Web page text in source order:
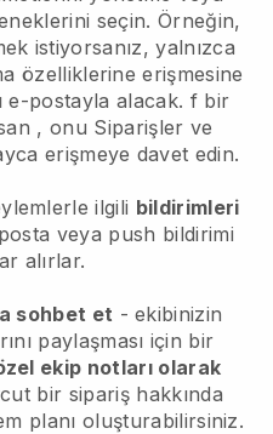
seçin. Örneğin,
istiyorsanız, yalnızca
özelliklerine erişmesine
e-postayla alacak. f bir
, onu Siparişler ve
erişmeye davet edin.
ilgili bildirimleri
veya push bildirimi
alırlar.
sohbet et - ekibinizin
paylaşması için bir
ekip notları olarak
bir sipariş hakkında
planı oluşturabilirsiniz.